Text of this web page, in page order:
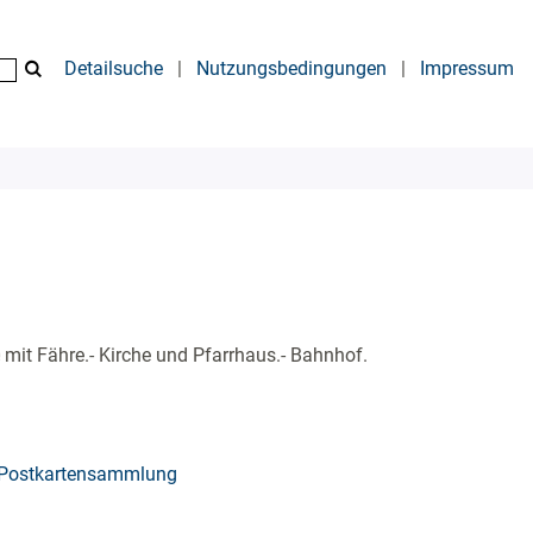
Detailsuche | Nutzungsbedingungen | Impressum
Fähre.- Kirche und Pfarrhaus.- Bahnhof.